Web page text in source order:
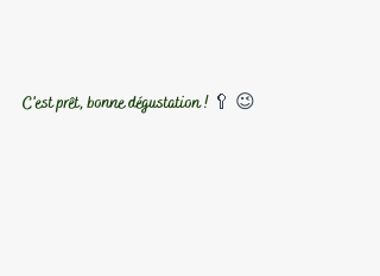
C'est prêt, bonne dégustation ! 🥄 😉